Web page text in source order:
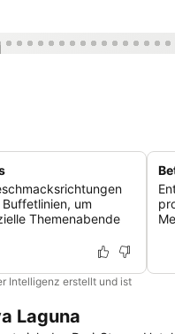
um
Themenabende
Intelligenz erstellt und ist
Laguna